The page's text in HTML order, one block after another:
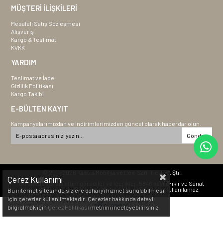
MÜŞTERİ İLİŞKİLERİ
Mesafeli Satış Sözleşmesi
Alışveriş
Kargo & Teslimat
KVKK
YARDIM
Teslimat ve İade
Gizlilik Politikası
Kargo Takibi
E-BÜLTEN KAYIT
Kampanyalarımızdan ve indirimlerimizden güncel olarak haberdar olun.
Gönder
© 2011-2026 Kastra Mobilya ve Dek. San. Tic. Ltd. Şti.
Bu sitede yer alan tüm görseller ve içerikler, 5846 sayılı Fikir ve Sanat
Eserleri Kanunu kapsamında korunmakta olup izinsiz kullanılamaz.
Çerez Kullanımı
Bu internet sitesinde sizlere daha iyi hizmet sunulabilmesi
için çerezler kullanılmaktadır. Çerezler hakkında detaylı
bilgi almak için Çerez Politikası metnini inceleyebilirsiniz.